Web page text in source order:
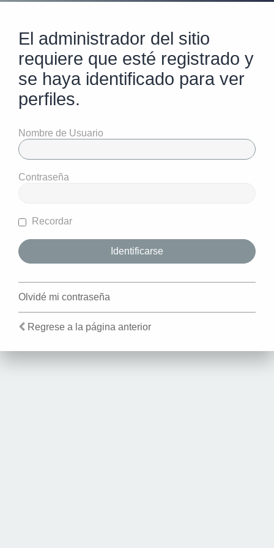
El administrador del sitio
requiere que esté registrado y
se haya identificado para ver
perfiles.
Nombre de Usuario
Contraseña
Recordar
Olvidé mi contraseña
Regrese a la página anterior